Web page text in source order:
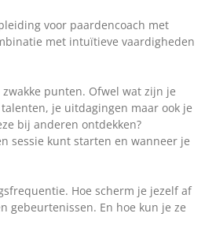
voor paardencoach met
met intuïtieve vaardigheden
punten. Ofwel wat zijn je
je uitdagingen maar ook je
bij anderen ontdekken?
sessie kunt starten en wanneer je
Hoe scherm je jezelf af
gebeurtenissen. En hoe kun je ze